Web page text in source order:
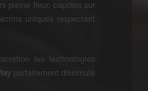
pleine fleur, capotes sur
uniques respectant
les technologies
parfaitement dissimulé